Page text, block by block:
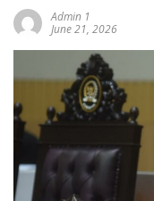
Admin 1
June 21, 2026